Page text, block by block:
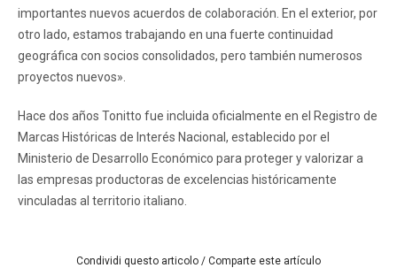
importantes nuevos acuerdos de colaboración. En el exterior, por
otro lado, estamos trabajando en una fuerte continuidad
geográfica con socios consolidados, pero también numerosos
proyectos nuevos».
Hace dos años Tonitto fue incluida oficialmente en el Registro de
Marcas Históricas de Interés Nacional, establecido por el
Ministerio de Desarrollo Económico para proteger y valorizar a
las empresas productoras de excelencias históricamente
vinculadas al territorio italiano.
Condividi questo articolo / Comparte este artículo